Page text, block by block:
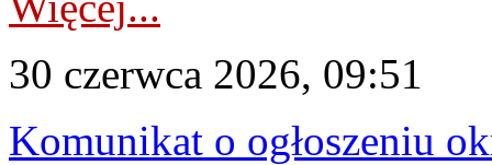
30 czerwca 2026, 09:51
Komunikat o ogłoszeniu